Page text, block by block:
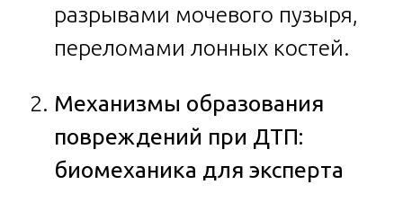
разрывами мочевого пузыря,
переломами лонных костей.
Механизмы образования
повреждений при ДТП:
биомеханика для эксперта